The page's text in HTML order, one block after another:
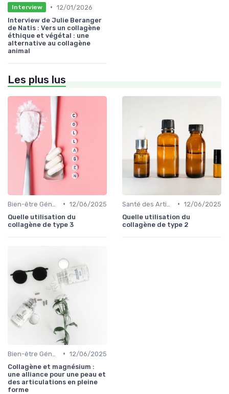
Interview • 12/01/2026
Interview de Julie Beranger
de Natis : Vers un collagène
éthique et végétal : une
alternative au collagène
animal
Les plus lus
• 12/06/2025
Quelle utilisation du
collagène de type 3
• 12/06/2025
Quelle utilisation du
collagène de type 2
• 12/06/2025
Collagène et magnésium :
une alliance pour une peau et
des articulations en pleine
forme